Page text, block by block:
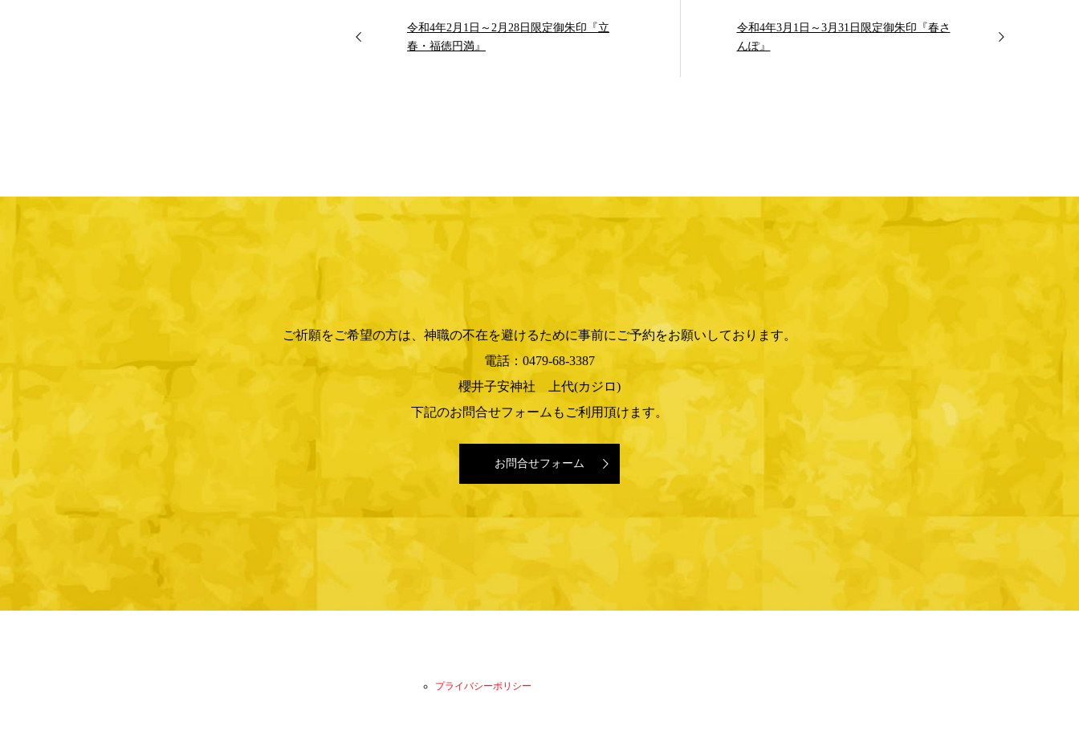
令和4年2月1日～2月28日限定御朱印『立
春・福徳円満』
令和4年3月1日～3月31日限定御朱印『春さ
んぽ』
ご祈願をご希望の方は、神職の不在を避けるために事前にご予約をお願いしております。
電話：0479-68-3387
櫻井子安神社 上代(カジロ)
下記のお問合せフォームもご利用頂けます。
お問合せフォーム
プライバシーポリシー